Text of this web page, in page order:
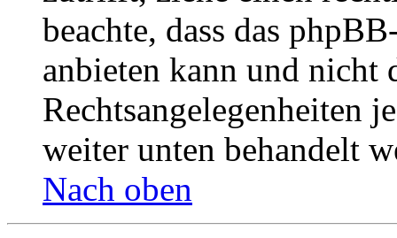
beachte, dass das
anbieten kann und nicht
Rechtsangelegenheiten
weiter unten behandelt
Nach oben